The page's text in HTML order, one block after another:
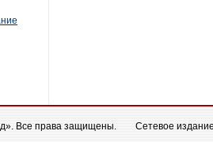
Все права защищены.
Сетевое